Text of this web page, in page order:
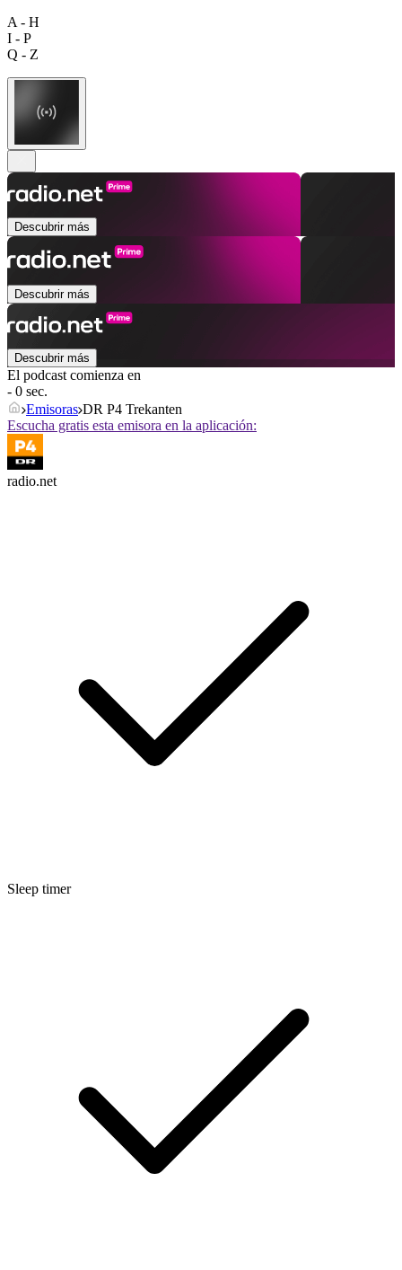
A - H
I - P
Q - Z
Descubrir más
Descubrir más
Descubrir más
El podcast comienza en
- 0 sec.
Emisoras DR P4 Trekanten
Escucha gratis esta emisora en la aplicación:
radio.net
Sleep timer